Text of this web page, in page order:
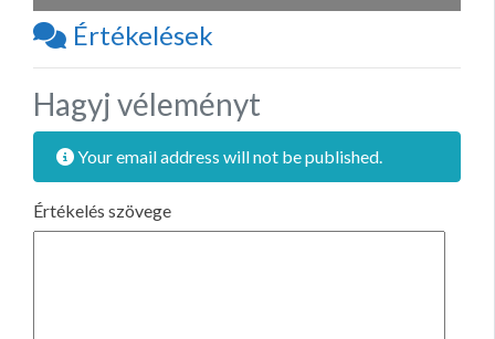
Értékelések
Hagyj véleményt
Your email address will not be published.
Értékelés szövege